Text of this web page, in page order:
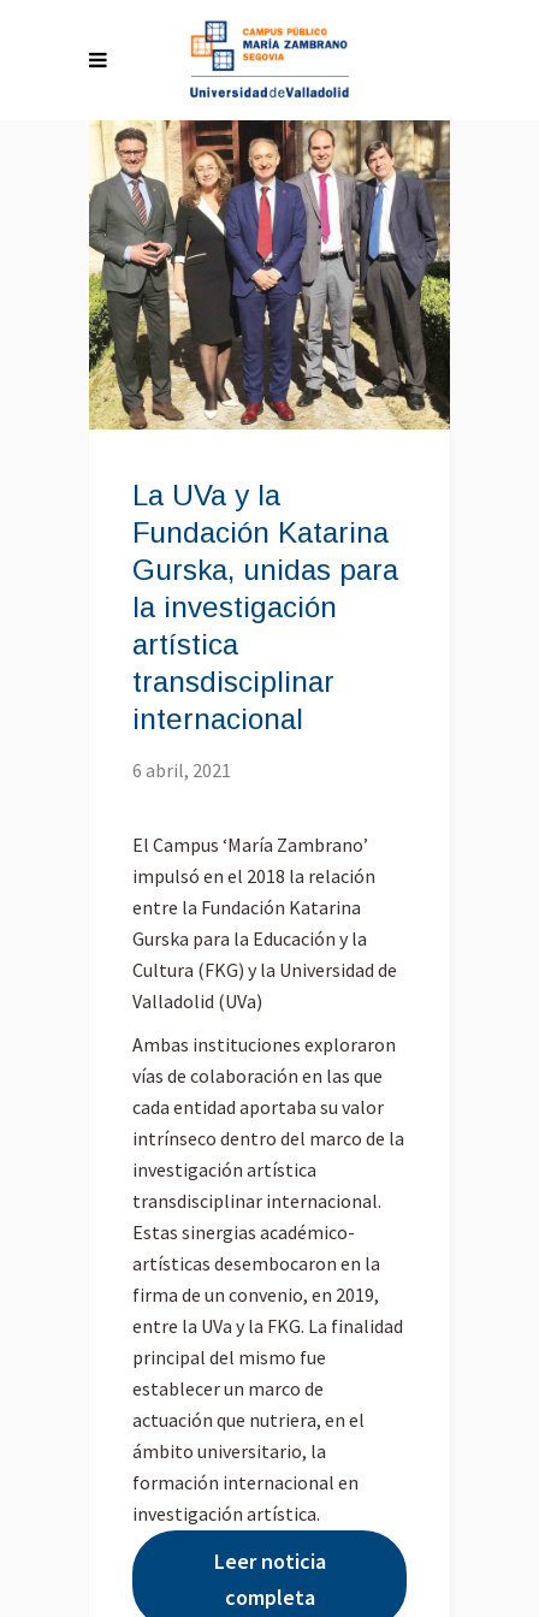
La UVa y la
Fundación Katarina
Gurska, unidas para
la investigación
artística
transdisciplinar
internacional
6 abril, 2021
El Campus ‘María Zambrano’
impulsó en el 2018 la relación
entre la Fundación Katarina
Gurska para la Educación y la
Cultura (FKG) y la Universidad de
Valladolid (UVa)
Ambas instituciones exploraron
vías de colaboración en las que
cada entidad aportaba su valor
intrínseco dentro del marco de la
investigación artística
transdisciplinar internacional.
Estas sinergias académico-
artísticas desembocaron en la
firma de un convenio, en 2019,
entre la UVa y la FKG. La finalidad
principal del mismo fue
establecer un marco de
actuación que nutriera, en el
ámbito universitario, la
formación internacional en
investigación artística.
Leer noticia
completa